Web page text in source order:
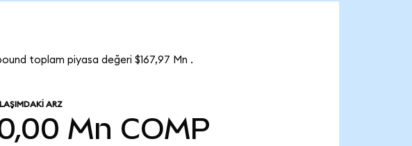
toplam piyasa değeri $167,97 Mn .
ARZ
Mn COMP